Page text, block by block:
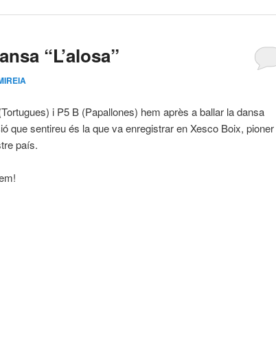
“L’alosa”
i P5 B (Papallones) hem après a ballar la dansa
que sentireu és la que va enregistrar en Xesco Boix, pioner
país.